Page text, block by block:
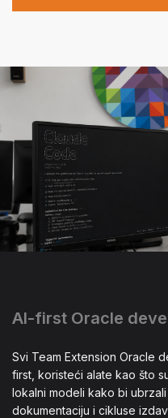
AI-first Oracle
Svi Team Extension Oracle
first, koristeći alate kao što
lokalni modeli kako bi
dokumentaciju i cikluse